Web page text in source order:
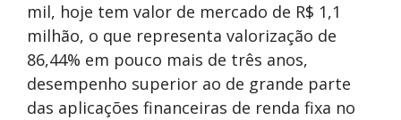
mil, hoje tem valor de mercado de R$ 1,1
milhão, o que representa valorização de
86,44% em pouco mais de três anos,
desempenho superior ao de grande parte
das aplicações financeiras de renda fixa no